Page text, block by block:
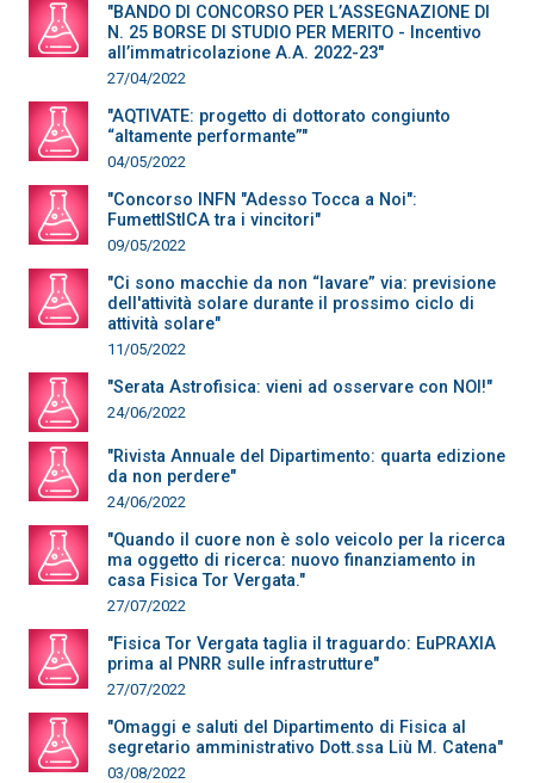
"BANDO DI CONCORSO PER L’ASSEGNAZIONE DI
N. 25 BORSE DI STUDIO PER MERITO - Incentivo
all’immatricolazione A.A. 2022-23"
27/04/2022
"AQTIVATE: progetto di dottorato congiunto
“altamente performante”"
04/05/2022
"Concorso INFN "Adesso Tocca a Noi":
FumettIStICA tra i vincitori"
09/05/2022
"Ci sono macchie da non “lavare” via: previsione
dell'attività solare durante il prossimo ciclo di
attività solare"
11/05/2022
"Serata Astrofisica: vieni ad osservare con NOI!"
24/06/2022
"Rivista Annuale del Dipartimento: quarta edizione
da non perdere"
24/06/2022
"Quando il cuore non è solo veicolo per la ricerca
ma oggetto di ricerca: nuovo finanziamento in
casa Fisica Tor Vergata."
27/07/2022
"Fisica Tor Vergata taglia il traguardo: EuPRAXIA
prima al PNRR sulle infrastrutture"
27/07/2022
"Omaggi e saluti del Dipartimento di Fisica al
segretario amministrativo Dott.ssa Liù M. Catena"
03/08/2022